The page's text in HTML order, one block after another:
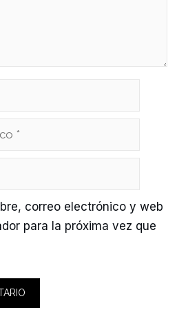
correo electrónico y web
para la próxima vez que